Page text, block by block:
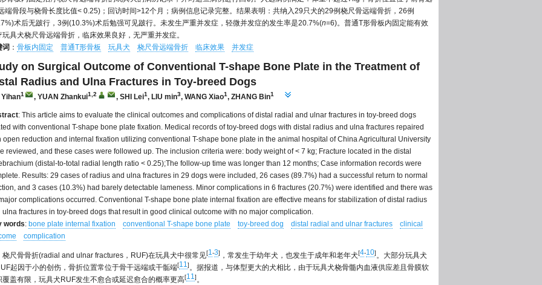
端骨段与桡骨长度比值< 0.25)；回访时间>12个月；病例信息记录完整。结果表明：共纳入29只犬的29例桡尺骨远端骨折，26例
术后无跛行，3例(10.3%)术后勉强可见跛行。未发生严重并发症，轻微并发症的发生率是20.7%(n=6)。普通T形骨板内固定能有效
玩具犬桡尺骨远端骨折，临床效果良好，无严重并发症。
词 ： 骨板内固定 普通T形骨板 玩具犬 桡尺骨远端骨折 临床效果 并发症
on Surgical Outcome of Conventional T-shape Bone Plate in the Treatment of
Radius and Ulna Fractures in Toy-breed Dogs
1 , YUAN Zhankui1,2 , SHI Lei1, LIU min3, WANG Xiao1, ZHANG Bin1
: This article aims to evaluate the clinical outcomes and complications of distal radial and ulnar fractures in toy-breed dogs
with conventional T-shape bone plate fixation. Medical records of toy-breed dogs with distal radius and ulna fractures repaired
open reduction and internal fixation utilizing conventional T-shape bone plate in the animal hospital of China Agricultural University
reviewed, and these cases were followed up. The inclusion criteria were: body weight of < 7 kg; Fracture located in the distal
(distal-to-total radial length ratio < 0.25);The follow-up time was longer than 12 months; Case information records were
Results: 29 cases of radius and ulna fractures in 29 dogs were included, 26 cases (89.7%) had a successful return to normal
and 3 cases (10.3%) had barely detectable lameness. Minor complications in 6 fractures (20.7%) were identified and there was
complications occurred. Conventional T-shape bone plate internal fixation are effective means for stabilization of distal radius
ulna fractures in toy-breed dogs that result in good clinical outcome with no major complication.
words: bone plate internal fixation conventional T-shape bone plate toy-breed dog distal radial and ulnar fractures
clinical
complication
桡尺骨骨折(radial and ulnar fractures，RUF)在玩具犬中很常见[1-3] ，常发生于幼年犬，也发生于成年和老年犬[4-10]。大部分玩具犬
起因于小的创伤，骨折位置常位于骨干远端或干骺端[11]。据报道，与体型更大的犬相比，由于玩具犬桡骨髓内血液供应差且骨膜软
覆盖有限，玩具犬RUF发生不愈合或延迟愈合的概率更高[11]。